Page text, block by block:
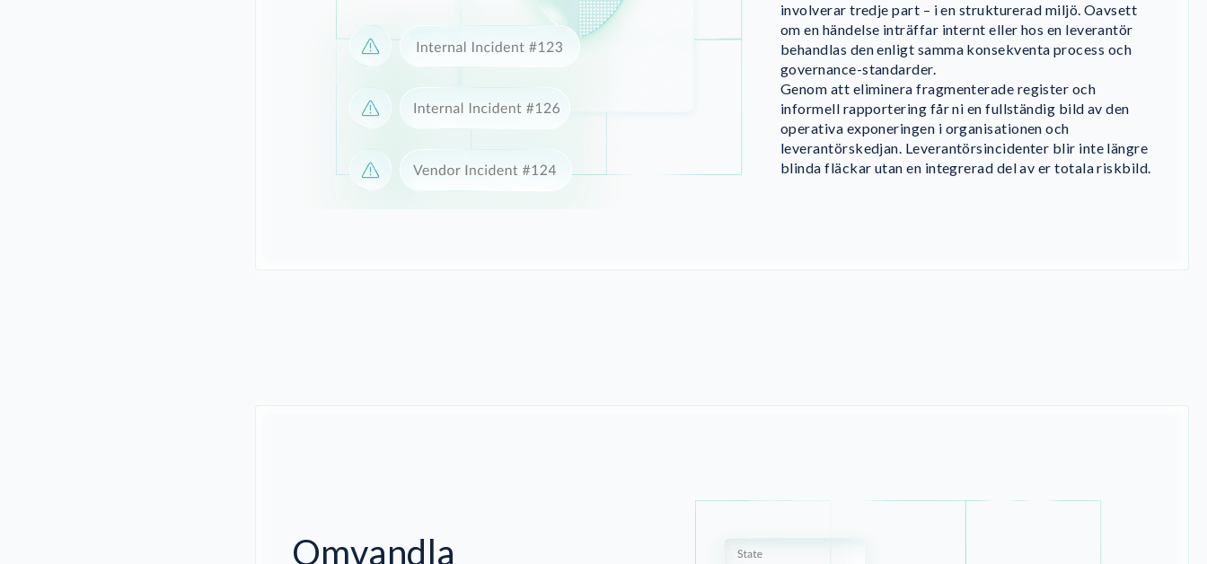
involverar tredje part – i en strukturerad miljö. Oavsett
om en händelse inträffar internt eller hos en leverantör
behandlas den enligt samma konsekventa process och
governance-standarder.
Genom att eliminera fragmenterade register och
informell rapportering får ni en fullständig bild av den
operativa exponeringen i organisationen och
leverantörskedjan. Leverantörsincidenter blir inte längre
blinda fläckar utan en integrerad del av er totala riskbild.
Omvandla